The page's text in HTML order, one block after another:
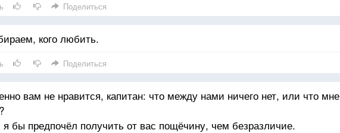
Поделиться
кого любить.
Поделиться
вам не нравится, капитан: что между нами ничего нет, или что мне
бы предпочёл получить от вас пощёчину, чем безразличие.